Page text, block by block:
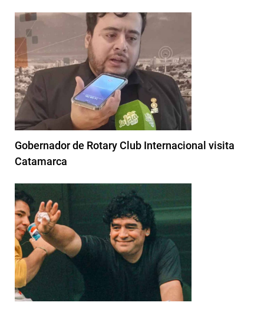
Gobernador de Rotary Club Internacional visita
Catamarca